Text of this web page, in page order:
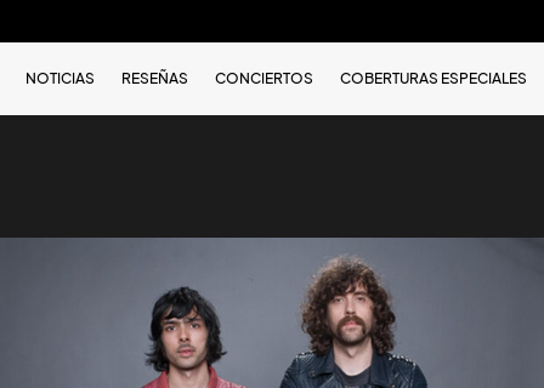
NOTICIAS RESEÑAS CONCIERTOS COBERTURAS ESPECIALES